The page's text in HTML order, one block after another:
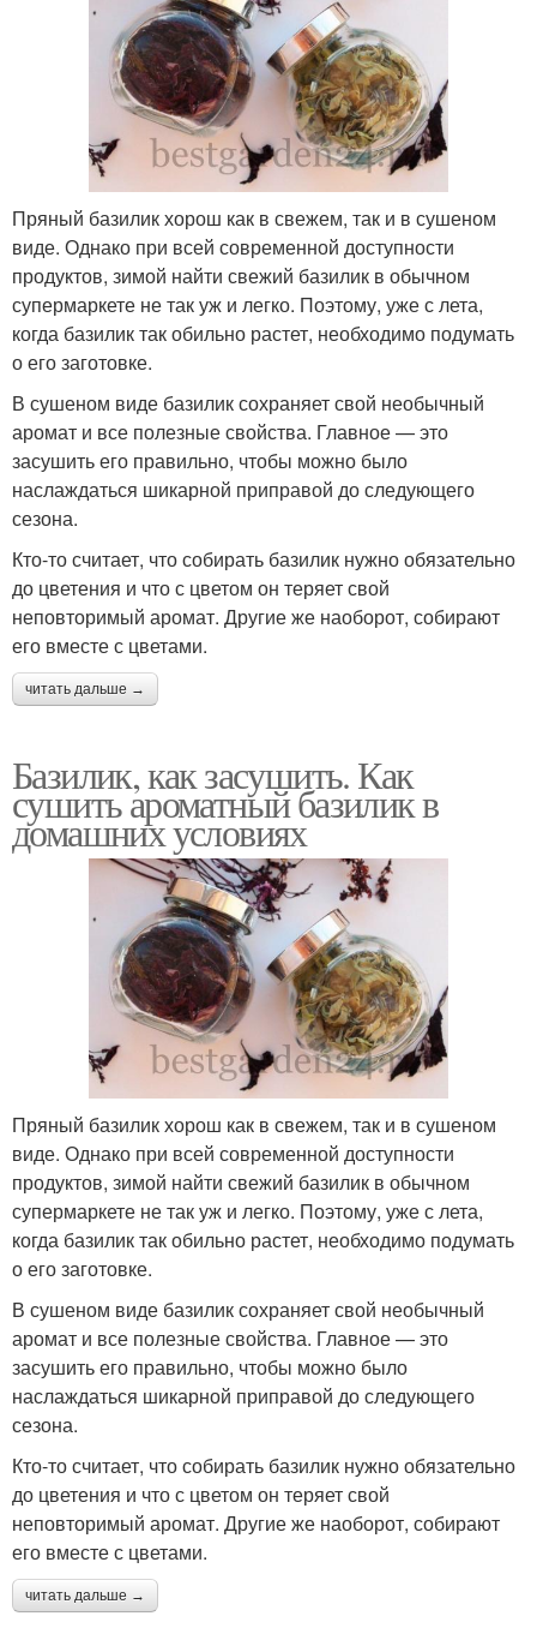
Пряный базилик хорош как в свежем, так и в сушеном
виде. Однако при всей современной доступности
продуктов, зимой найти свежий базилик в обычном
супермаркете не так уж и легко. Поэтому, уже с лета,
когда базилик так обильно растет, необходимо подумать
о его заготовке.
В сушеном виде базилик сохраняет свой необычный
аромат и все полезные свойства. Главное — это
засушить его правильно, чтобы можно было
наслаждаться шикарной приправой до следующего
сезона.
Кто-то считает, что собирать базилик нужно обязательно
до цветения и что с цветом он теряет свой
неповторимый аромат. Другие же наоборот, собирают
его вместе с цветами.
читать дальше →
Базилик, как засушить. Как
сушить ароматный базилик в
домашних условиях
Пряный базилик хорош как в свежем, так и в сушеном
виде. Однако при всей современной доступности
продуктов, зимой найти свежий базилик в обычном
супермаркете не так уж и легко. Поэтому, уже с лета,
когда базилик так обильно растет, необходимо подумать
о его заготовке.
В сушеном виде базилик сохраняет свой необычный
аромат и все полезные свойства. Главное — это
засушить его правильно, чтобы можно было
наслаждаться шикарной приправой до следующего
сезона.
Кто-то считает, что собирать базилик нужно обязательно
до цветения и что с цветом он теряет свой
неповторимый аромат. Другие же наоборот, собирают
его вместе с цветами.
читать дальше →